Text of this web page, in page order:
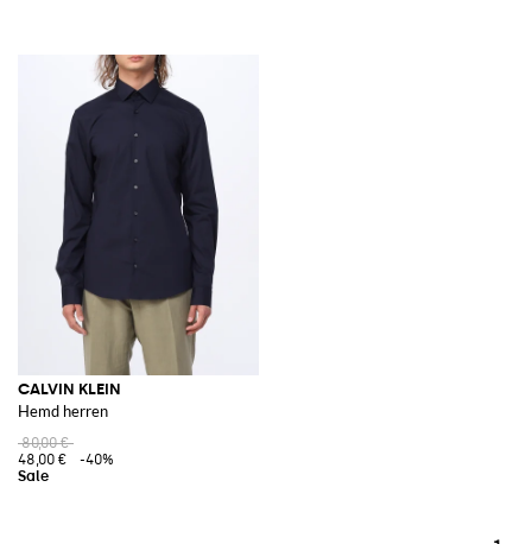
CALVIN KLEIN
Hemd herren
80,00 €
48,00 €
-40%